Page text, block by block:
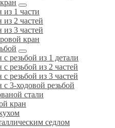
1 части
2 частей
3 частей
кран
резьбой из 1 детали
резьбой из 2 частей
резьбой из 3 частей
3-ходовой резьбой
стали
кран
седлом